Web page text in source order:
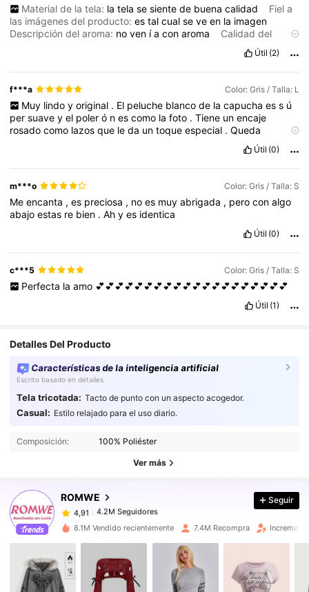
Material de la tela: la tela se siente de buena calidad
Fiel a
las imágenes del producto:estalcualseveen la imagen
Descripción del aroma: noven íaconaroma
Calidad del
Útil (2)
f***a Color: Gris / Talla: L
Muy lindo y original . El peluche blanco de la capucha es s ú
persuaveyel poleró nescomo lafoto .Tiene unencaje
rosadocomo lazosque leda untoqueespecial .Queda
Útil (0)
m***o Color: Gris / Talla: S
Meencanta ,es preciosa , noes muyabrigada , peroconalgo
abajoestas re bien .Ahyes identica
Útil (0)
c***5 Color: Gris / Talla: S
Perfecta la amo 💕💕💕💕💕💕💕💕💕💕💕💕💕💕💕💕💕💕💕💕
Útil (1)
Detalles Del Producto
Características de la inteligencia artificial
Escrito basado en detalles
Tela tricotada: Tacto de punto con un aspecto acogedor.
Casual: Estilo relajado para el uso diario.
Composición: 100% Poliéster
Ver más
ROMWE
4,91 4.2M Seguidores
4.2M Seguidores
4,91
4.2M Seguidores
c***1
pagó Hace 1 día
4,91 4.2M Seguidores
4.2M Seguidores
Seguir
8.1M Vendido recientemente 7.4M Recompra